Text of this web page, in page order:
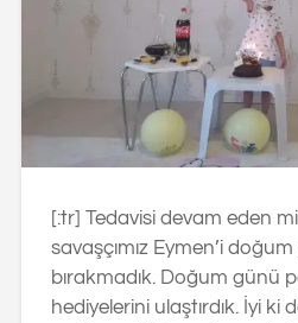
[:tr] Tedavisi devam eden
savaşçımız Eymen’i
bırakmadık. Doğum günü
hediyelerini ulaştırdık. İyi ki